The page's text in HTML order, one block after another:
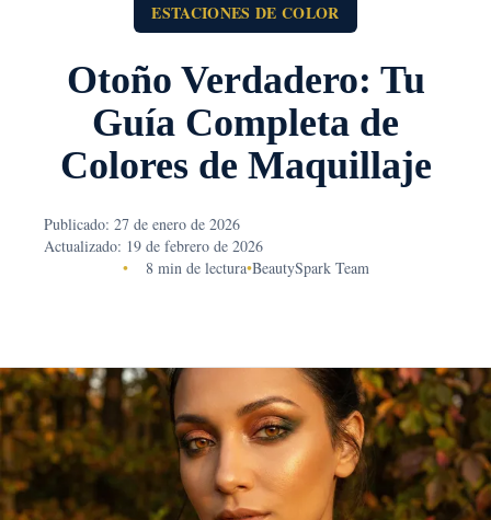
ESTACIONES DE COLOR
Otoño Verdadero: Tu
Guía Completa de
Colores de Maquillaje
Publicado: 27 de enero de 2026
Actualizado: 19 de febrero de 2026
•
8 min de lectura•BeautySpark Team